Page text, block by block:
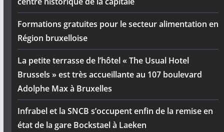
Formations gratuites pour le secteur alimentation en
Région bruxelloise
La petite terrasse de l’hôtel « The Usual Hotel
Brussels » est très accueillante au 107 boulevard
Adolphe Max à Bruxelles
Infrabel et la SNCB s’occupent enfin de la remise en
état de la gare Bockstael à Laeken